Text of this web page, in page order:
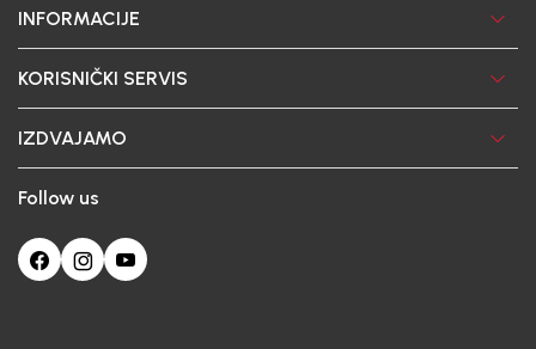
INFORMACIJE
KORISNIČKI SERVIS
IZDVAJAMO
Follow us